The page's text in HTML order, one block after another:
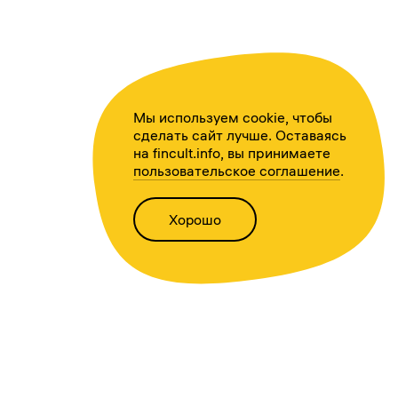
Мы используем cookie, чтобы
сделать сайт лучше. Оставаясь
на fincult.info, вы принимаете
пользовательское соглашение.
Хорошо